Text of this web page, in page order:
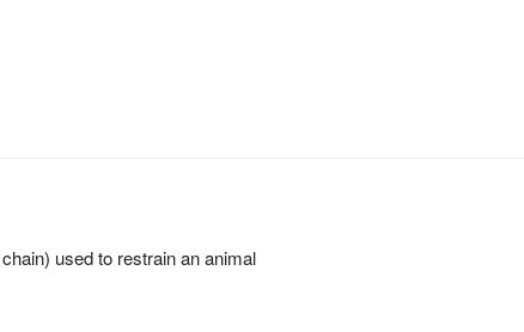
used to restrain an animal